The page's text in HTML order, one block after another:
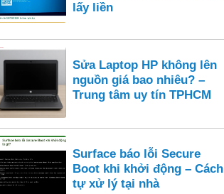
lấy liền
Sửa Laptop HP không lên
nguồn giá bao nhiêu? –
Trung tâm uy tín TPHCM
Surface báo lỗi Secure
Boot khi khởi động – Cách
tự xử lý tại nhà